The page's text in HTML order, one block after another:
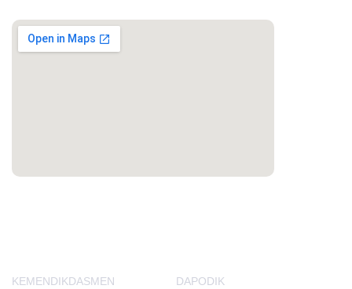
KEMENDIKDASMEN DAPODIK